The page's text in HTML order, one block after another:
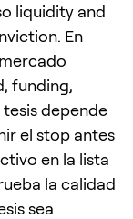
liquidity and
En
funding,
tesis depende
el stop antes
en la lista
la calidad
sea